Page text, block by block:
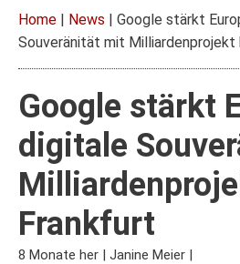
Home | News | Google stärkt
Souveränität mit Milliardenprojekt
Google stärkt
digitale
Frankfurt
8 Monate her | Janine Meier |